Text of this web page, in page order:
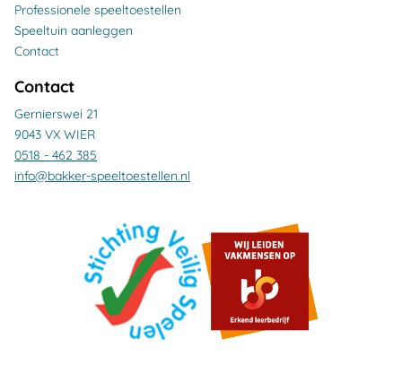
Professionele speeltoestellen
Speeltuin aanleggen
Contact
Contact
Gernierswei 21
9043 VX WIER
0518 - 462 385
info@bakker-speeltoestellen.nl